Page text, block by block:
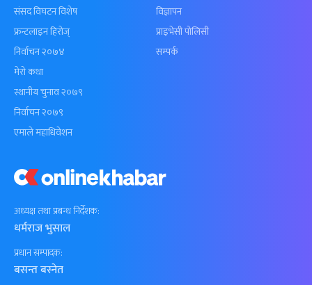
अध्यक्ष तथा प्रबन्ध निर्देशक:
धर्मराज भुसाल
प्रधान सम्पादक:
बसन्त बस्नेत
संसद विघटन विशेष
फ्रन्टलाइन हिरोज्
निर्वाचन २०७४
मेरो कथा
स्थानीय चुनाव २०७९
निर्वाचन २०७९
एमाले महाधिवेशन
विज्ञापन
प्राइभेसी पोलिसी
सम्पर्क